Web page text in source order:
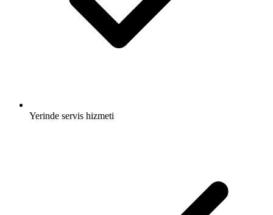
Yerinde servis hizmeti